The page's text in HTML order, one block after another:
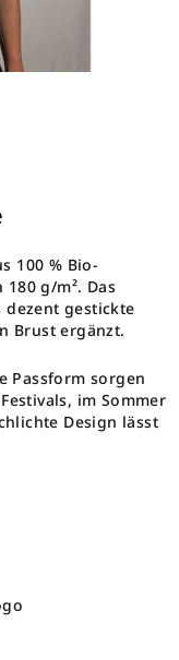
100 % Bio-
g/m². Das
gestickte
Brust ergänzt.
Passform sorgen
im Sommer
Design lässt